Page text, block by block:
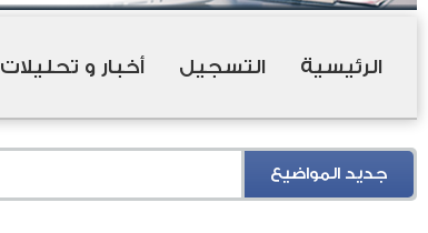
الرئيسية التسجيل أخبار و تحليلات
جديد المواضيع